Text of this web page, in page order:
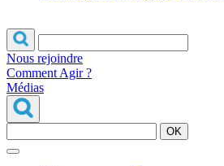
Nous rejoindre
Comment Agir ?
Médias
OK